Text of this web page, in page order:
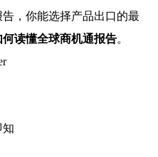
，你能选择产品出口的最
读懂全球商机通报告。
知